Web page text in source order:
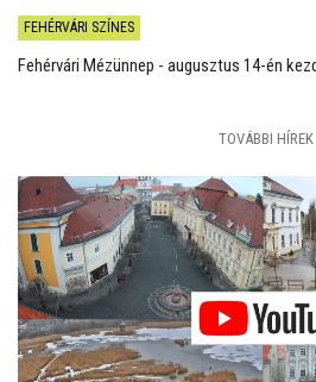
FEHÉRVÁRI SZÍNES
Fehérvári Mézünnep - augusztus 14-én
TOVÁBBI HÍREK